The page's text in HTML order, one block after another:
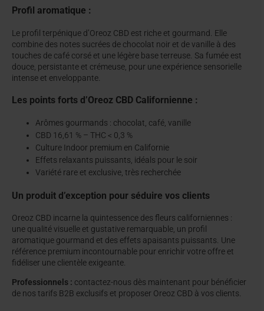
Profil aromatique :
Le profil terpénique d’Oreoz CBD est riche et gourmand. Elle
combine des notes sucrées de chocolat noir et de vanille à des
touches de café corsé et une légère base terreuse. Sa fumée est
douce, persistante et crémeuse, pour une expérience sensorielle
intense et enveloppante.
Les points forts d’Oreoz CBD Californienne :
Arômes gourmands : chocolat, café, vanille
CBD 16,61 % – THC < 0,3 %
Culture Indoor premium en Californie
Effets relaxants puissants, idéals pour le soir
Variété rare et exclusive, très recherchée
Un produit d’exception pour séduire vos clients
Oreoz CBD incarne la quintessence des fleurs californiennes :
une qualité visuelle et gustative remarquable, un profil
aromatique gourmand et des effets apaisants puissants. Une
référence premium incontournable pour enrichir votre offre et
fidéliser une clientèle exigeante.
Professionnels : contactez-nous dès maintenant pour bénéficier
de nos tarifs B2B exclusifs et proposer Oreoz CBD à vos clients.